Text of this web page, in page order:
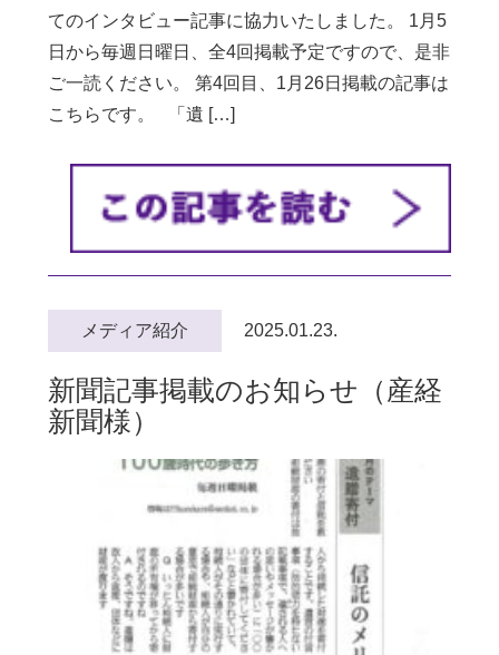
てのインタビュー記事に協力いたしました。 1月5
日から毎週日曜日、全4回掲載予定ですので、是非
ご一読ください。 第4回目、1月26日掲載の記事は
こちらです。 「遺 […]
メディア紹介 2025.01.23.
新聞記事掲載のお知らせ（産経
新聞様）